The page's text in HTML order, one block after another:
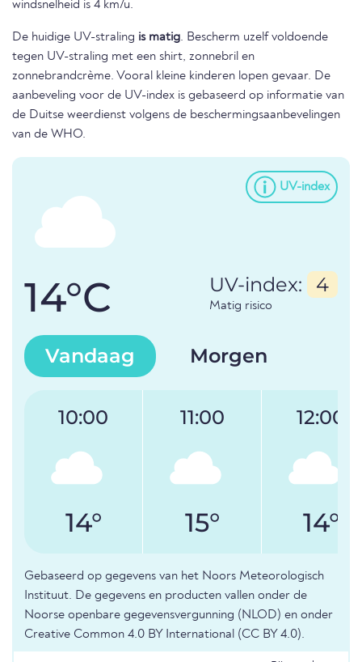
windsnelheid is 4 km/u.
De huidige UV-straling is matig. Bescherm uzelf voldoende
tegen UV-straling met een shirt, zonnebril en
zonnebrandcrème. Vooral kleine kinderen lopen gevaar. De
aanbeveling voor de UV-index is gebaseerd op informatie van
de Duitse weerdienst volgens de beschermingsaanbevelingen
van de WHO.
UV-index
14°C UV-index: 4
Matig risico
Vandaag Morgen
10:00
14°
11:00
15°
12:00
14°
Gebaseerd op gegevens van het Noors Meteorologisch
Instituut. De gegevens en producten vallen onder de
Noorse openbare gegevensvergunning (NLOD) en onder
Creative Common 4.0 BY International (CC BY 4.0).